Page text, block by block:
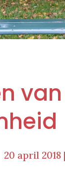
van
20 april 2018 |